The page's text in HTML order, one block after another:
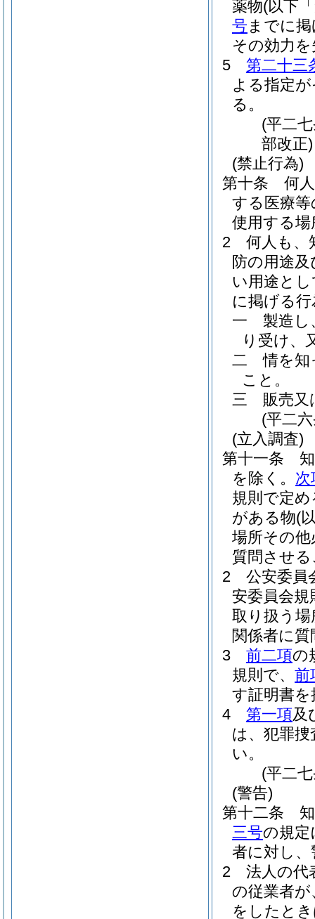
薬物(以下
号までに
その効力
5
第二十三
よる指定
る。
(平二
部改正)
(禁止行為)
第十条
何
する医療
使用する
2
何人も、
防の用途
い用途と
に掲げる
一
製造し
り受け、
二
情を知
こと。
三
販売又
(平二
(立入調査)
第十一条
を除く。 次
規則で定
がある物(
場所その
質問させ
2
公安委員
安委員会規
取り扱う
関係者に
3
前二項の
規則で、 前
す証明書
4
第一項及
は、犯罪
い。
(平二
(警告)
第十二条
三号の規定
者に対し
2
法人の代
の従業者
をしたと